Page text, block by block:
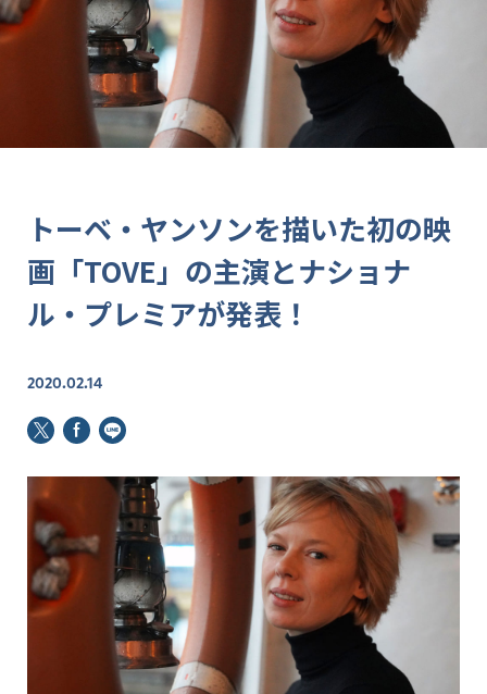
トーベ・ヤンソンを描いた初の映
画「TOVE」の主演とナショナ
ル・プレミアが発表！
2020.02.14